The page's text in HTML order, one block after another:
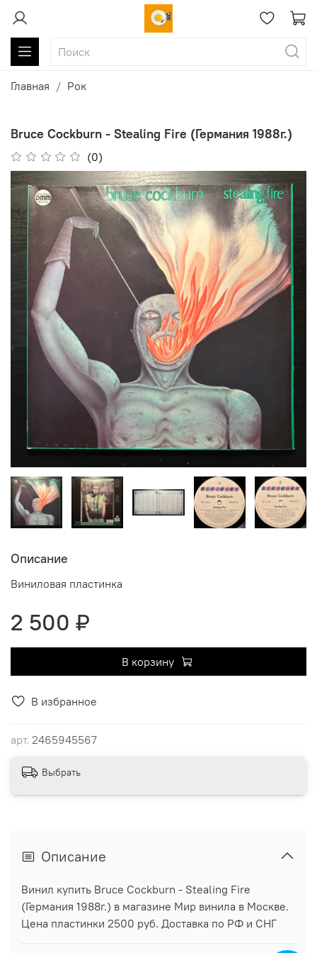
Главная Рок
Bruce Cockburn - Stealing Fire (Германия 1988г.)
(0)
В избранное
арт. 2465945567
Описание
Виниловая пластинка
2 500 ₽
В корзину
Выбрать
Описание
Винил купить Bruce Cockburn - Stealing Fire
(Германия 1988г.) в магазине Мир винила в Москве.
Цена пластинки 2500 руб. Доставка по РФ и СНГ